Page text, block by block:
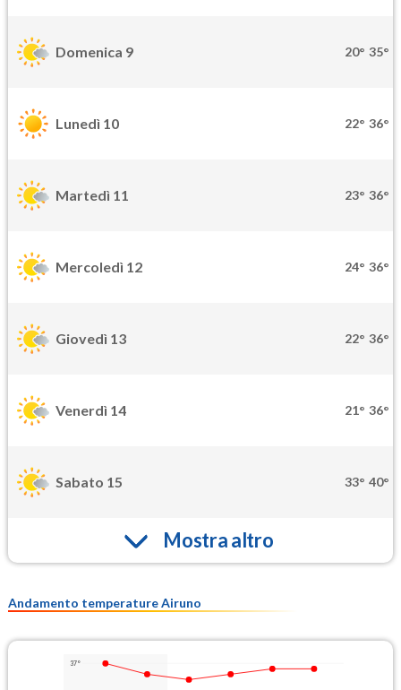
Domenica 9 20° 35°
Lunedì 10 22° 36°
Martedì 11 23° 36°
Mercoledì 12 24° 36°
Giovedì 13 22° 36°
Venerdì 14 21° 36°
Sabato 15 33° 40°
Mostra altro
Andamento temperature Airuno
37°